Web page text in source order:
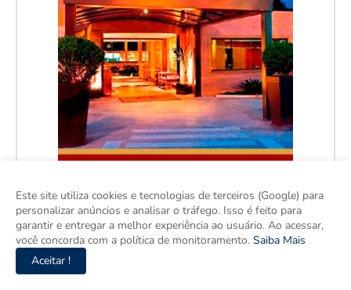
Este site utiliza cookies e tecnologias de terceiros (Google) para
personalizar anúncios e analisar o tráfego. Isso é feito para
garantir e entregar a melhor experiência ao usuário. Ao acessar,
você concorda com a política de monitoramento. Saiba Mais
Aceitar !